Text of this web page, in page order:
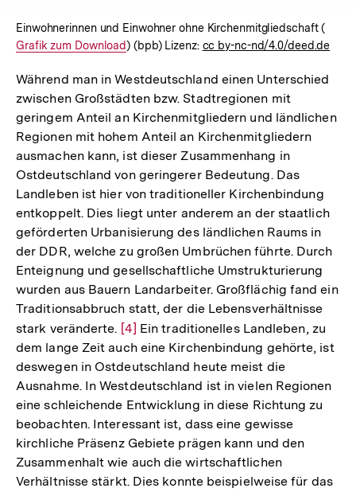
Einwohnerinnen und Einwohner ohne Kirchenmitgliedschaft (
Link:
Grafik zum Download) (bpb) Lizenz: cc by-nc-nd/4.0/deed.de
Während man in Westdeutschland einen Unterschied
zwischen Großstädten bzw. Stadtregionen mit
geringem Anteil an Kirchenmitgliedern und ländlichen
Regionen mit hohem Anteil an Kirchenmitgliedern
ausmachen kann, ist dieser Zusammenhang in
Ostdeutschland von geringerer Bedeutung. Das
Landleben ist hier von traditioneller Kirchenbindung
entkoppelt. Dies liegt unter anderem an der staatlich
geförderten Urbanisierung des ländlichen Raums in
der DDR, welche zu großen Umbrüchen führte. Durch
Enteignung und gesellschaftliche Umstrukturierung
wurden aus Bauern Landarbeiter. Großflächig fand ein
Traditionsabbruch statt, der die Lebensverhältnisse
stark veränderte. Zur
Auflösung
der
Fußnote
[4] Ein traditionelles Landleben, zu
dem lange Zeit auch eine Kirchenbindung gehörte, ist
deswegen in Ostdeutschland heute meist die
Ausnahme. In Westdeutschland ist in vielen Regionen
eine schleichende Entwicklung in diese Richtung zu
beobachten. Interessant ist, dass eine gewisse
kirchliche Präsenz Gebiete prägen kann und den
Zusammenhalt wie auch die wirtschaftlichen
Verhältnisse stärkt. Dies konnte beispielweise für das